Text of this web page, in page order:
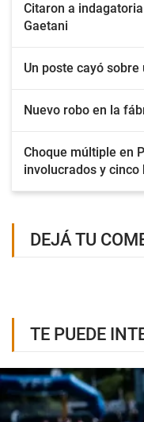
Citaron a
Gaetani
Un poste cayó
Nuevo robo en la
Choque múltiple en
involucrados y cinco
DEJÁ TU
TE PUEDE